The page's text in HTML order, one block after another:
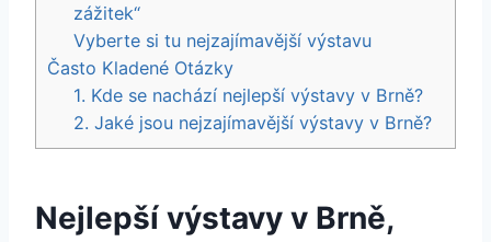
zážitek“
Vyberte si tu nejzajímavější výstavu
Často Kladené Otázky
1. Kde se nachází nejlepší výstavy v Brně?
2. Jaké jsou nejzajímavější výstavy v Brně?
Nejlepší výstavy v Brně,